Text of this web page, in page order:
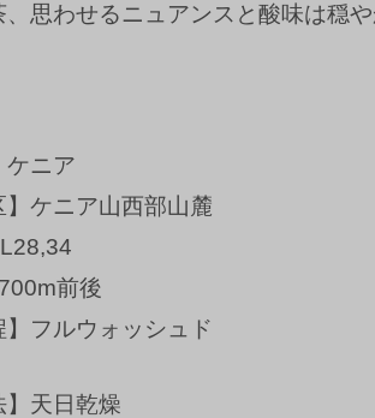
、思わせるニュアンスと酸味は穏
ケニア
】ケニア山西部山麓
前後
】フルウォッシュド
】天日乾燥